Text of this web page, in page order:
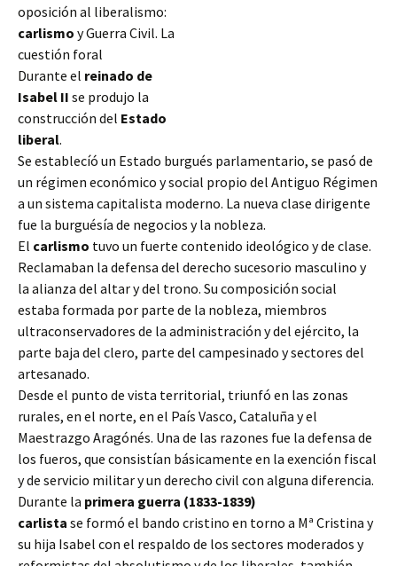
oposición al liberalismo:
carlismo y Guerra Civil. La
cuestión foral
Durante el reinado de
Isabel II se produjo la
construcción del Estado
liberal.
Se establecíó un Estado burgués parlamentario, se pasó de
un régimen económico y social propio del Antiguo Régimen
a un sistema capitalista moderno. La nueva clase dirigente
fue la burguésía de negocios y la nobleza.
El carlismo tuvo un fuerte contenido ideológico y de clase.
Reclamaban la defensa del derecho sucesorio masculino y
la alianza del altar y del trono. Su composición social
estaba formada por parte de la nobleza, miembros
ultraconservadores de la administración y del ejército, la
parte baja del clero, parte del campesinado y sectores del
artesanado.
Desde el punto de vista territorial, triunfó en las zonas
rurales, en el norte, en el País Vasco, Cataluña y el
Maestrazgo Aragónés. Una de las razones fue la defensa de
los fueros, que consistían básicamente en la exención fiscal
y de servicio militar y un derecho civil con alguna diferencia.
Durante la primera guerra (1833-1839)
carlista se formó el bando cristino en torno a Mª Cristina y
su hija Isabel con el respaldo de los sectores moderados y